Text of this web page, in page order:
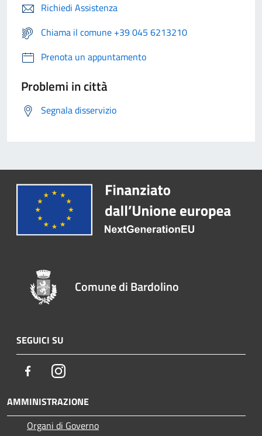
Richiedi Assistenza
Chiama il comune +39 045 6213210
Prenota un appuntamento
Problemi in città
Segnala disservizio
Comune di Bardolino
SEGUICI SU
FacebookInstagram
AMMINISTRAZIONE
Organi di Governo